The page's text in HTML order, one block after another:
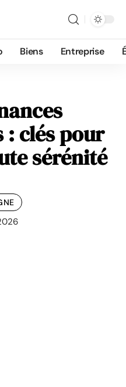
Biens Entreprise
: clés pour
sérénité